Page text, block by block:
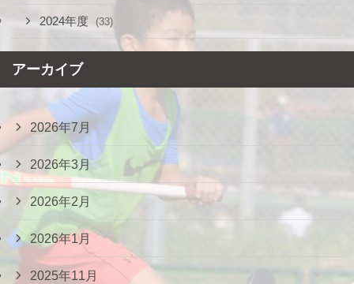
2024年度 (33)
アーカイブ
2026年7月
2026年3月
2026年2月
2026年1月
2025年11月